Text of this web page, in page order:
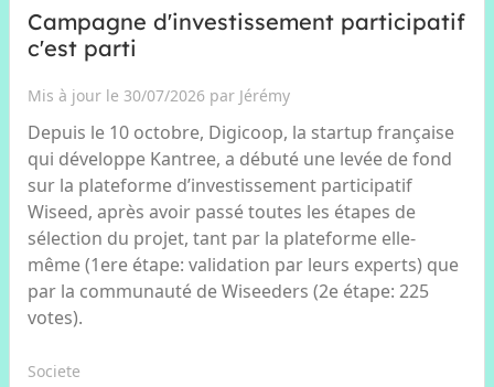
Campagne d'investissement participatif
c'est parti
Mis à jour le 30/07/2026 par Jérémy
Depuis le 10 octobre, Digicoop, la startup française
qui développe Kantree, a débuté une levée de fond
sur la plateforme d’investissement participatif
Wiseed, après avoir passé toutes les étapes de
sélection du projet, tant par la plateforme elle-
même (1ere étape: validation par leurs experts) que
par la communauté de Wiseeders (2e étape: 225
votes).
Societe